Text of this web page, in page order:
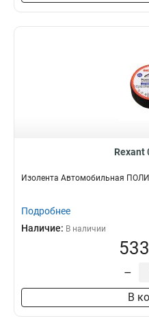
Rexant
Изолента Автомобильная
Подробнее
Наличие: В наличии
–
В